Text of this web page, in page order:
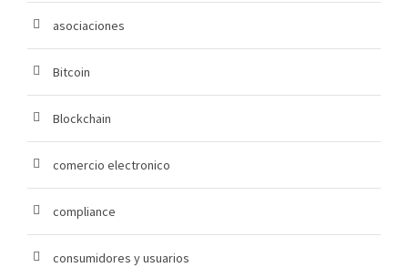
asociaciones
Bitcoin
Blockchain
comercio electronico
compliance
consumidores y usuarios